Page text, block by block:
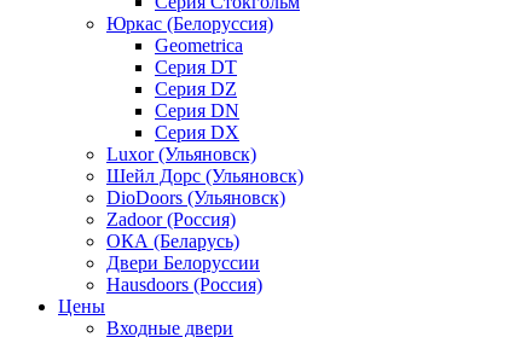
Юркас (Белоруссия)
Geometrica
Серия DT
Серия DZ
Серия DN
Серия DX
Luxor (Ульяновск)
Шейл Дорс (Ульяновск)
DioDoors (Ульяновск)
Zadoor (Россия)
ОКА (Беларусь)
Двери Белоруссии
Hausdoors (Россия)
Цены
Входные двери